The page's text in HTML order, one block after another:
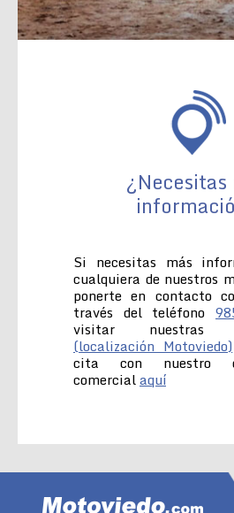
¿Necesitas
Si necesitas más
cualquiera de nuestros
ponerte en contacto
través del teléfono
visitar nuestras
(localización Motoviedo)
cita con nuestro
comercialaquí